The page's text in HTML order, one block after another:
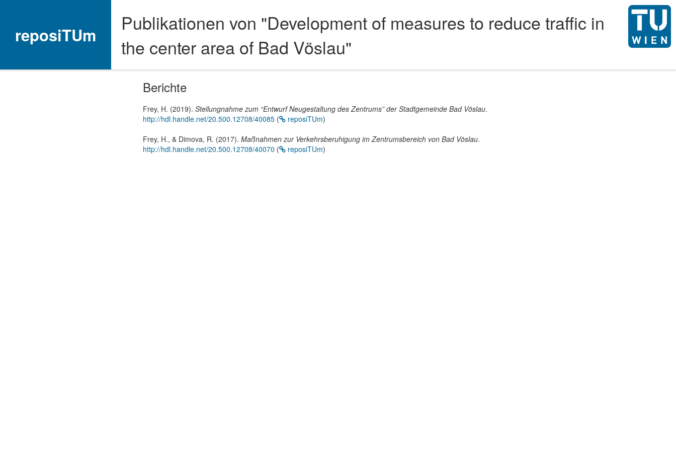
reposiTUm
Publikationen von "Development of measures to reduce traffic in
the center area of Bad Vöslau"
Berichte
Frey, H. (2019). Stellungnahme zum “Entwurf Neugestaltung des Zentrums” der Stadtgemeinde Bad Vöslau.
http://hdl.handle.net/20.500.12708/40085( reposiTUm)
Frey, H., & Dimova, R. (2017). Maßnahmen zur Verkehrsberuhigung im Zentrumsbereich von Bad Vöslau.
http://hdl.handle.net/20.500.12708/40070 ( reposiTUm)